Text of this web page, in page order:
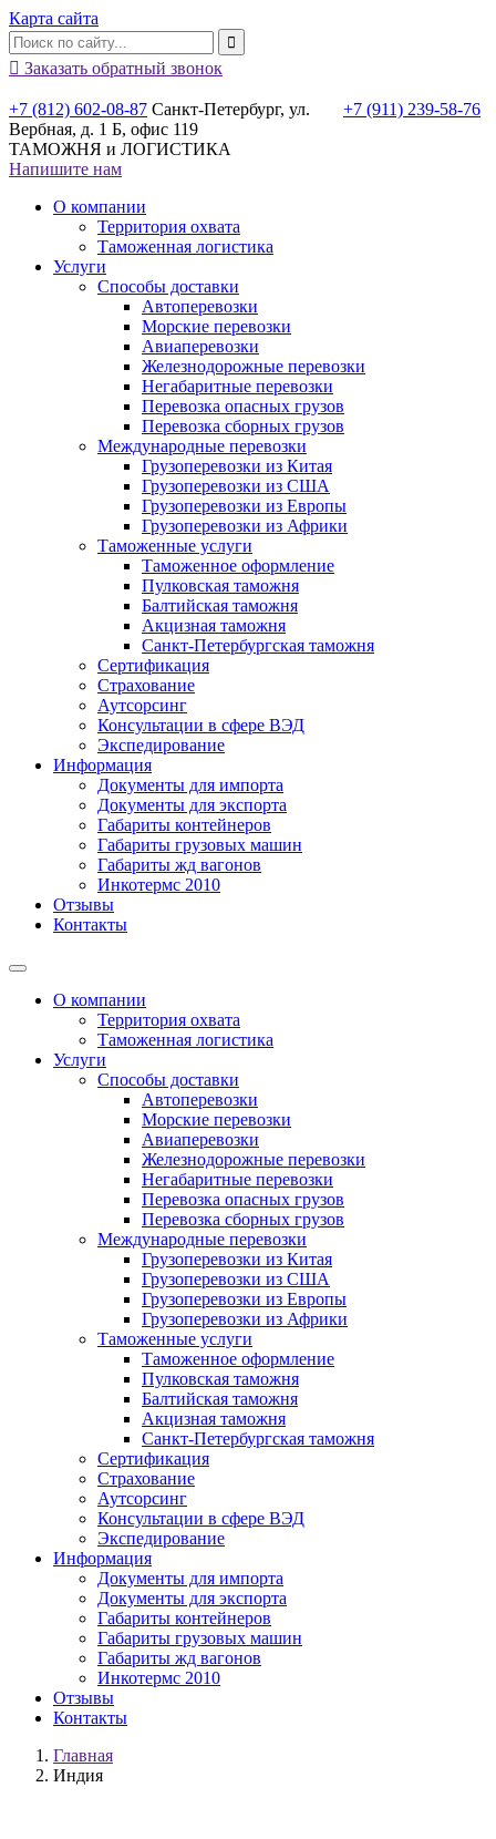
Карта сайта
 Заказать обратный звонок
+7 (812) 602-08-87 +7 (911) 239-58-76
Санкт-Петербург, ул.
Вербная, д. 1 Б, офис 119
ТАМОЖНЯ и ЛОГИСТИКА
Напишите нам
О компании
Территория охвата
Таможенная логистика
Услуги
Способы доставки
Автоперевозки
Морские перевозки
Авиаперевозки
Железнодорожные перевозки
Негабаритные перевозки
Перевозка опасных грузов
Перевозка сборных грузов
Международные перевозки
Грузоперевозки из Китая
Грузоперевозки из США
Грузоперевозки из Европы
Грузоперевозки из Африки
Таможенные услуги
Таможенное оформление
Пулковская таможня
Балтийская таможня
Акцизная таможня
Санкт-Петербургская таможня
Сертификация
Страхование
Аутсорсинг
Консультации в сфере ВЭД
Экспедирование
Информация
Документы для импорта
Документы для экспорта
Габариты контейнеров
Габариты грузовых машин
Габариты жд вагонов
Инкотермс 2010
Отзывы
Контакты
О компании
Территория охвата
Таможенная логистика
Услуги
Способы доставки
Автоперевозки
Морские перевозки
Авиаперевозки
Железнодорожные перевозки
Негабаритные перевозки
Перевозка опасных грузов
Перевозка сборных грузов
Международные перевозки
Грузоперевозки из Китая
Грузоперевозки из США
Грузоперевозки из Европы
Грузоперевозки из Африки
Таможенные услуги
Таможенное оформление
Пулковская таможня
Балтийская таможня
Акцизная таможня
Санкт-Петербургская таможня
Сертификация
Страхование
Аутсорсинг
Консультации в сфере ВЭД
Экспедирование
Информация
Документы для импорта
Документы для экспорта
Габариты контейнеров
Габариты грузовых машин
Габариты жд вагонов
Инкотермс 2010
Отзывы
Контакты
Главная
Индия